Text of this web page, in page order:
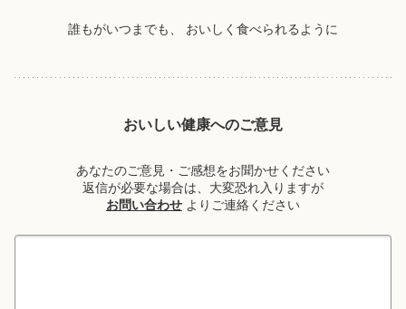
誰もがいつまでも、 おいしく食べられるように
おいしい健康へのご意見
あなたのご意見・ご感想をお聞かせください
返信が必要な場合は、大変恐れ入りますが
お問い合わせ よりご連絡ください